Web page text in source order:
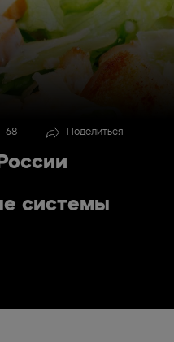
68 Поделиться
системы